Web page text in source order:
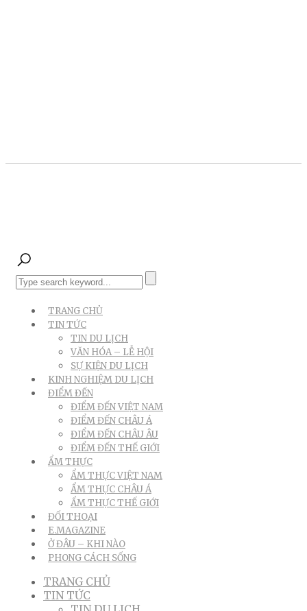
TRANG CHỦ
TIN TỨC
TIN DU LỊCH
VĂN HÓA – LỄ HỘI
SỰ KIỆN DU LỊCH
KINH NGHIỆM DU LỊCH
ĐIỂM ĐẾN
ĐIỂM ĐẾN VIỆT NAM
ĐIỂM ĐẾN CHÂU Á
ĐIỂM ĐẾN CHÂU ÂU
ĐIỂM ĐẾN THẾ GIỚI
ẨM THỰC
ẨM THỰC VIỆT NAM
ẨM THỰC CHÂU Á
ẨM THỰC THẾ GIỚI
ĐỐI THOẠI
E.MAGAZINE
Ở ĐÂU – KHI NÀO
PHONG CÁCH SỐNG
TRANG CHỦ
TIN TỨC